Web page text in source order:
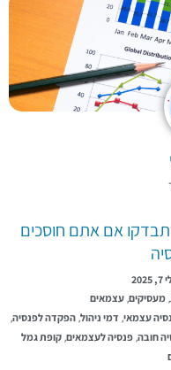
אם אתם חוסכים
,עצמאים
עצמאי,דמי ניהול,הפקדה לפנסיה,
חובה,פנסיה לעצמאים,קופת גמל